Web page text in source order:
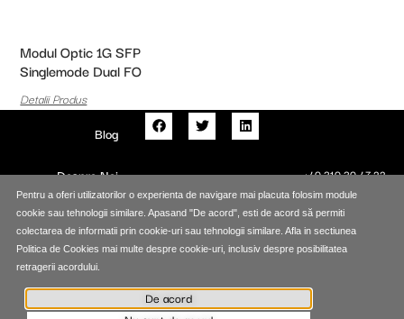
Modul Optic 1G SFP
Singlemode Dual FO
Detalii Produs
Blog
Despre Noi
Contact
+40 310 30 47 22
Termeni si Conditii Politica de Confidentialitate Politica de Cookies
Sitemap
Pentru a oferi utilizatorilor o experienta de navigare mai placuta folosim module
cookie sau tehnologii similare. Apasand "De acord", esti de acord să permiti
colectarea de informatii prin cookie-uri sau tehnologii similare. Afla in sectiunea
Politica de Cookies mai multe despre cookie-uri, inclusiv despre posibilitatea
retragerii acordului.
De acord